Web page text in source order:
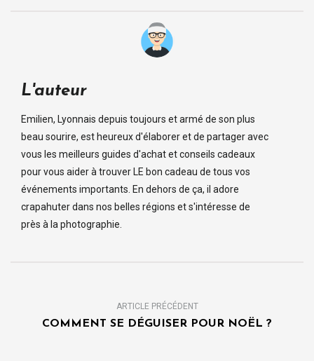
L'auteur
Emilien, Lyonnais depuis toujours et armé de son plus
beau sourire, est heureux d'élaborer et de partager avec
vous les meilleurs guides d'achat et conseils cadeaux
pour vous aider à trouver LE bon cadeau de tous vos
événements importants. En dehors de ça, il adore
crapahuter dans nos belles régions et s'intéresse de
près à la photographie.
ARTICLE PRÉCÉDENT
COMMENT SE DÉGUISER POUR NOËL ?